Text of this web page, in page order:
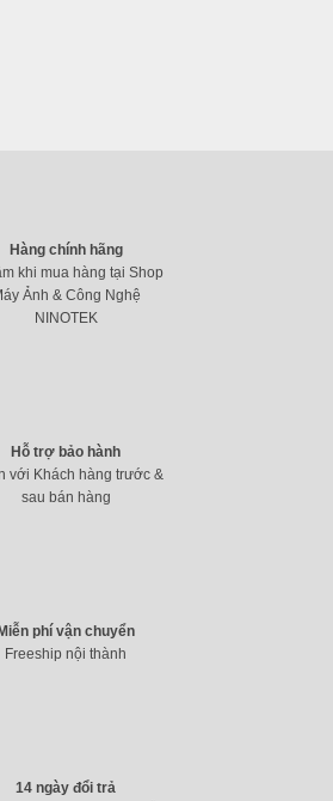
Hàng chính hãng
khi mua hàng tại Shop
Ảnh & Công Nghệ
NINOTEK
Hỗ trợ bảo hành
với Khách hàng trước &
sau bán hàng
Miễn phí vận chuyển
Freeship nội thành
14 ngày đổi trả